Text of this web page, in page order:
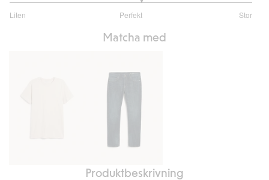
Liten Perfekt Stor
utav
Matcha med
Regular
Produktbeskrivning